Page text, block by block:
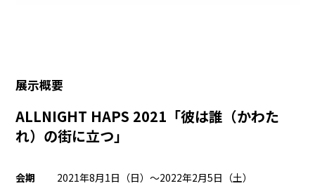
展示概要
ALLNIGHT HAPS 2021「彼は誰（かわた
れ）の街に立つ」
会期 2021年8月1日（日）〜2022年2月5日（土）